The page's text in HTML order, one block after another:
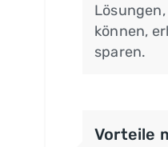
können,
sparen.
Vorteile